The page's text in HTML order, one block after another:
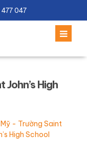
047
High
- Trường Saint
High School